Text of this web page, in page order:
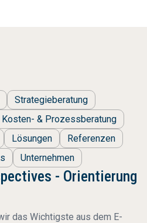
Strategieberatung
Kosten- & Prozessberatung
Lösungen
Referenzen
Unternehmen
- Orientierung
das Wichtigste aus dem E-